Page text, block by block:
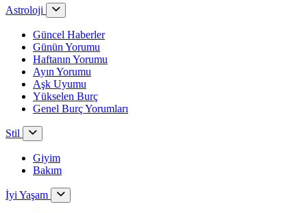
Astroloji
Güncel Haberler
Günün Yorumu
Haftanın Yorumu
Ayın Yorumu
Aşk Uyumu
Yükselen Burç
Genel Burç Yorumları
Stil
Giyim
Bakım
İyi Yaşam